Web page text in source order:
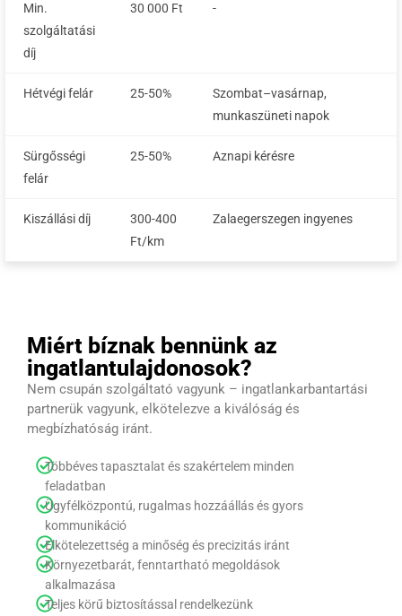
Min.
szolgáltatási
díj
30 000 Ft -
Hétvégi felár 25-50%
Szombat–vasárnap,
munkaszüneti napok
Sürgősségi
felár
25-50% Aznapi kérésre
Kiszállási díj
300-400
Ft/km
Zalaegerszegen ingyenes
Miért bíznak bennünk az
ingatlantulajdonosok?
Nem csupán szolgáltató vagyunk – ingatlankarbantartási
partnerük vagyunk, elkötelezve a kiválóság és
megbízhatóság iránt.
Többéves tapasztalat és szakértelem minden
feladatban
Ügyfélközpontú, rugalmas hozzáállás és gyors
kommunikáció
Elkötelezettség a minőség és precizitás iránt
Környezetbarát, fenntartható megoldások
alkalmazása
Teljes körű biztosítással rendelkezünk